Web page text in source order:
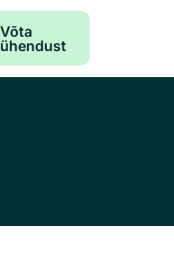
Võta
ühendust